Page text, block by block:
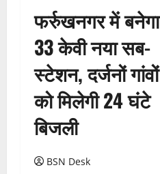
फर्रुखनगर में बनेगा
33 केवी नया सब-
स्टेशन, दर्जनों गांवों
को मिलेगी 24 घंटे
बिजली
BSN Desk